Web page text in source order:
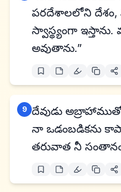
పరదేశాలలోని దేశం,
స్వాస్థ్యంగా
అవుతాను.”
9 దేవుడు
నా ఒడంబడికను
తరువాత నీ